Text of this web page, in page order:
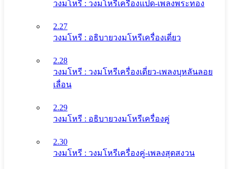
วงมโหรี : วงมโหรีเครื่องแปด-เพลงพระทอง
2.27
วงมโหรี : อธิบายวงมโหรีเครื่องเดี่ยว
2.28
วงมโหรี : วงมโหรีเครื่องเดี่ยว-เพลงบุหลันลอย
เลื่อน
2.29
วงมโหรี : อธิบายวงมโหรีเครื่องคู่
2.30
วงมโหรี : วงมโหรีเครื่องคู่-เพลงสุดสงวน